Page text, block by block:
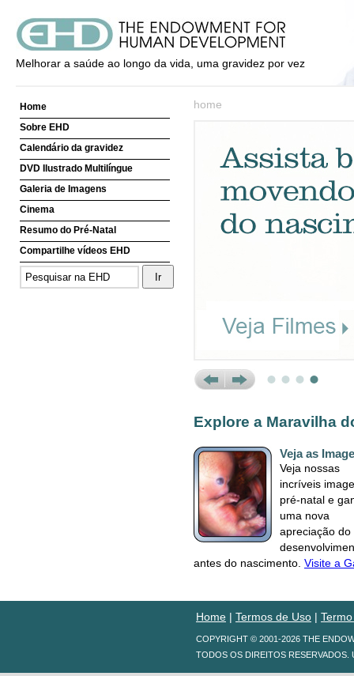
Melhorar a saúde ao longo da vida, uma gravidez por vez
Home
Sobre EHD
Calendário da gravidez
DVD Ilustrado Multilíngue
Galeria de Imagens
Cinema
Resumo do Pré-Natal
Compartilhe vídeos EHD
home
Explore a Maravilha
Veja as
Veja nossas
incríveis
pré-natal e
uma nova
apreciação do
antes do nascimento. Visite a
Home | Termos de Uso |
COPYRIGHT © 2001-2026 THE
TODOS OS DIREITOS